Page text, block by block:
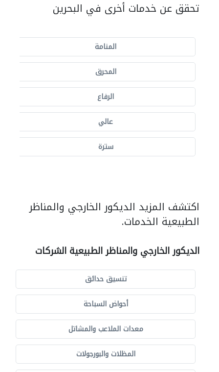
تحقق عن خدمات أخرى في البحرين
المنامة
المحرق
الرفاع
عالي
سترة
اكتشف المزيد الديكور الخارجي والمناظر
الطبيعية الخدمات.
الديكور الخارجي والمناظر الطبيعية الشركات
تنسيق حدائق
أحواض السباحة
معدات الملاعب والمشاتل
المظلات والبورجولات